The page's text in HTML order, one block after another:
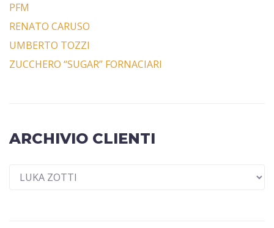
PFM
RENATO CARUSO
UMBERTO TOZZI
ZUCCHERO “SUGAR” FORNACIARI
ARCHIVIO CLIENTI